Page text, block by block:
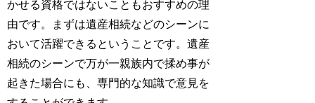
かせる資格ではないこともおすすめの理
由です。まずは遺産相続などのシーンに
おいて活躍できるということです。遺産
相続のシーンで万が一親族内で揉め事が
起きた場合にも、専門的な知識で意見を